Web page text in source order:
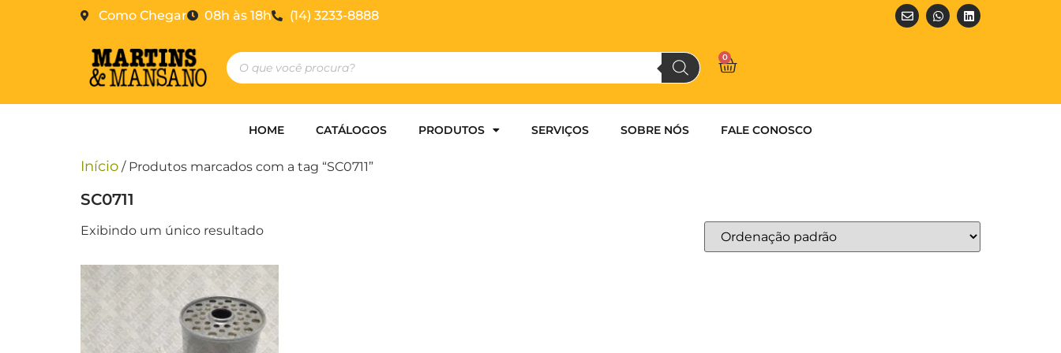
Como Chegar 08h às 18h (14) 3233-8888
0
HOME CATÁLOGOS PRODUTOS SERVIÇOS SOBRE NÓS FALE CONOSCO
Início / Produtos marcados com a tag “SC0711”
SC0711
Exibindo um único resultado